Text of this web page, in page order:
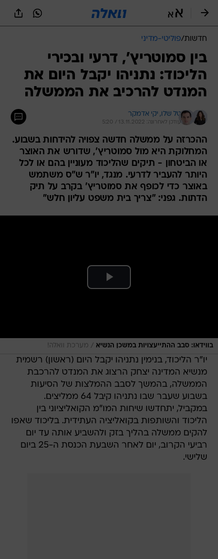
חדשות/פוליטי-מדיני
בין סמוטריץ', דרעי ובכירי
הליכוד: נתניהו יקבל היום את
המנדט להרכיב את הממשלה
טל שלו, יקי אדמקר
עודכן לאחרונה: 13.11.2022 / 5:20
ההכרזה על ממשלה חדשה צפויה להידחות בשבוע.
המחלוקת היא מול סמוטריץ', שדורש את האוצר
או הביטחון - תיקים שהליכוד מעוניין בהם או לכל
היותר להעביר לדרעי. מנגד, יו"ר ש"ס משתמש
באוצר כדי לכופף את סמוטריץ' בקרב על תיק
הדתות. גפני: "צריך בית משפט עליון חלש"
בווידאו: סבב ההתייעצויות במשכן הנשיא / מערכת וואלה!
יו"ר הליכוד, בנימין נתניהו יקבל היום (ראשון) רשמית
מנשיא המדינה יצחק הרצוג את המנדט להרכבת
הממשלה, בהמשך לסבב ההמלצות של הסיעות
בשבוע שעבר שבו נתניהו קיבל 64 ממליצים.
במקביל, יתחדשו שיחות המו"מ הקואליציוני בין
הליכוד והשותפות בקואליציה העתידית. בליכוד שאפו
להקים ממשלה בהליך בזק ולהשביע אותה עד יום
רביעי הקרוב, יום לאחר השבעת הכנסת ה-25 ביום
שלישי.